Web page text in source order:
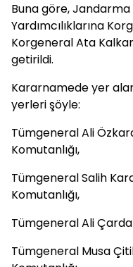
Buna göre,
Yardımcılıklarına
Korgeneral Ata
getirildi.
Kararnamede yer
yerleri şöyle:
Tümgeneral Ali
Komutanlığı,
Tümgeneral Salih
Komutanlığı,
Tümgeneral Ali
Tümgeneral Musa